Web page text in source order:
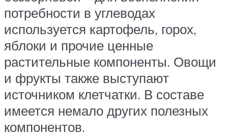
потребности в углеводах
используется картофель, горох,
яблоки и прочие ценные
растительные компоненты. Овощи
и фрукты также выступают
источником клетчатки. В составе
имеется немало других полезных
компонентов.